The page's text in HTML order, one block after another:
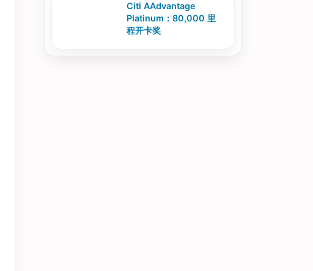
Citi AAdvantage
Platinum：80,000 里
程开卡奖